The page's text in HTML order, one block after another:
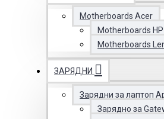
Motherboards Acer
Motherboards HP
Motherboards
ЗАРЯДНИ
Зарядни за лаптоп
Зарядно за